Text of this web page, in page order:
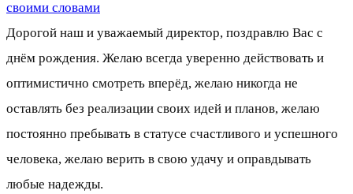
своими словами
Дорогой наш и уважаемый директор, поздравлю Вас с
днём рождения. Желаю всегда уверенно действовать и
оптимистично смотреть вперёд, желаю никогда не
оставлять без реализации своих идей и планов, желаю
постоянно пребывать в статусе счастливого и успешного
человека, желаю верить в свою удачу и оправдывать
любые надежды.